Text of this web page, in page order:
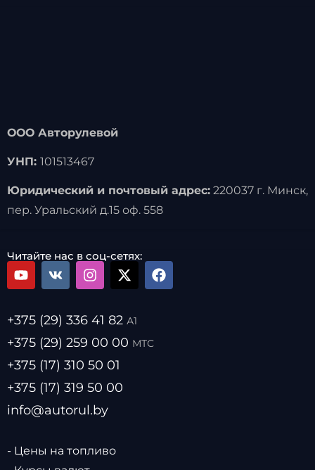
ООО Авторулевой
УНП: 101513467
Юридический и почтовый адрес:220037 г. Минск,
пер. Уральский д.15 оф. 558
Читайте нас в соц-сетях:
+375 (29) 336 41 82 А1
+375 (29) 259 00 00 МТС
+375 (17) 310 50 01
+375 (17) 319 50 00
info@autorul.by
- Цены на топливо